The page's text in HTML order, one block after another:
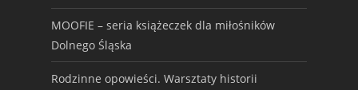
MOOFIE – seria książeczek dla miłośników
Dolnego Śląska
Rodzinne opowieści. Warsztaty historii